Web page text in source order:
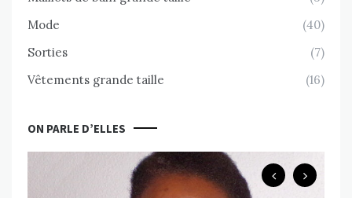
Mode
(40)
Sorties
(7)
Vêtements grande taille
(16)
ON PARLE D’ELLES